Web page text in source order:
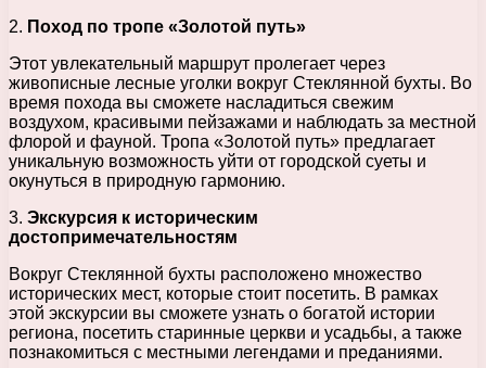
2. Поход по тропе «Золотой путь»
Этот увлекательный маршрут пролегает через
живописные лесные уголки вокруг Стеклянной бухты. Во
время похода вы сможете насладиться свежим
воздухом, красивыми пейзажами и наблюдать за местной
флорой и фауной. Тропа «Золотой путь» предлагает
уникальную возможность уйти от городской суеты и
окунуться в природную гармонию.
3. Экскурсия к историческим
достопримечательностям
Вокруг Стеклянной бухты расположено множество
исторических мест, которые стоит посетить. В рамках
этой экскурсии вы сможете узнать о богатой истории
региона, посетить старинные церкви и усадьбы, а также
познакомиться с местными легендами и преданиями.